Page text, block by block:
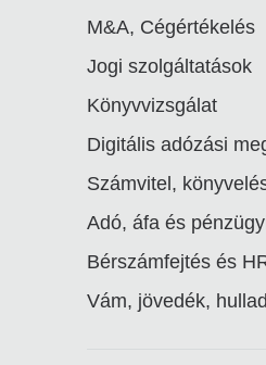
M&A, Cégértékelés
Jogi szolgáltatások
Könyvvizsgálat
Digitális adózási
Számvitel,
Adó, áfa és
Bérszámfejtés és
Vám, jövedék,